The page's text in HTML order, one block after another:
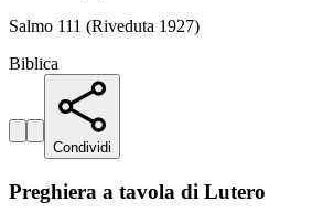
Salmo 111 (Riveduta 1927)
Biblica
Condividi
Preghiera a tavola di Lutero